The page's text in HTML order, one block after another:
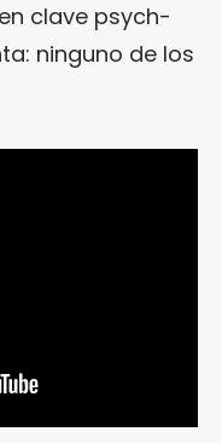
clave psych-
ninguno de los